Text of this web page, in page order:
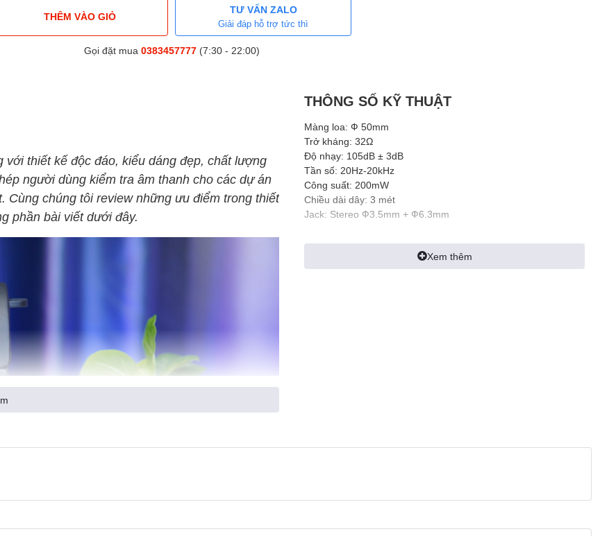
THÊM VÀO GIỎ
TƯ VẤN ZALO
Giải đáp hỗ trợ tức thì
Gọi đặt mua 0383457777(7:30 - 22:00)
với thiết kế độc đáo, kiểu dáng đẹp, chất lượng
người dùng kiểm tra âm thanh cho các dự án
Cùng chúng tôi review những ưu điểm trong thiết
phần bài viết dưới đây.
THÔNG SỐ KỸ THUẬT
Màng loa: Ф 50mm
Trở kháng: 32Ω
Độ nhạy: 105dB ± 3dB
Tần số: 20Hz-20kHz
Công suất: 200mW
Chiều dài dây: 3 mét
Jack: Stereo Ф3.5mm + Ф6.3mm
Xem thêm